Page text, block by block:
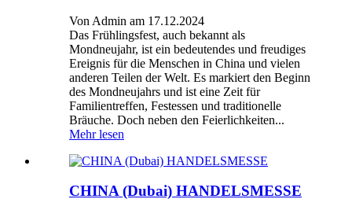
Von Admin am 17.12.2024
Das Frühlingsfest, auch bekannt als
Mondneujahr, ist ein bedeutendes und freudiges
Ereignis für die Menschen in China und vielen
anderen Teilen der Welt. Es markiert den Beginn
des Mondneujahrs und ist eine Zeit für
Familientreffen, Festessen und traditionelle
Bräuche. Doch neben den Feierlichkeiten...
Mehr lesen
CHINA (Dubai) HANDELSMESSE